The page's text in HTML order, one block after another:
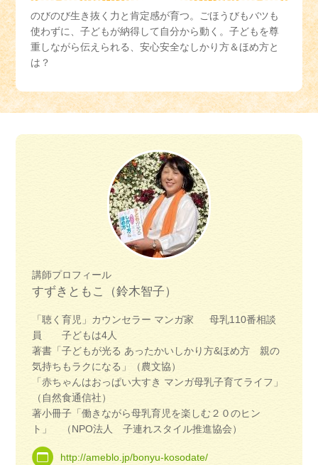
のびのび生き抜く力と肯定感が育つ。ごほうびもバツも
使わずに、子どもが納得して自分から動く。子どもを尊
重しながら伝えられる、安心安全なしかり方＆ほめ方と
は？
講師プロフィール
すずきともこ（鈴木智子）
「聴く育児」カウンセラー マンガ家 母乳110番相談
員 子どもは4人
著書「子どもが光る あったかいしかり方&ほめ方 親の
気持ちもラクになる」（農文協）
「赤ちゃんはおっぱい大すき マンガ母乳子育てライフ」
（自然食通信社）
著小冊子「働きながら母乳育児を楽しむ２０のヒン
ト」 （NPO法人 子連れスタイル推進協会）
http://ameblo.jp/bonyu-kosodate/